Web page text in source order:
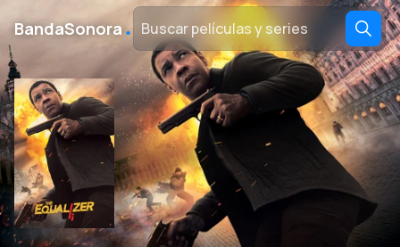
BandaSonora․